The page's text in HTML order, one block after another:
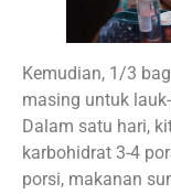
Kemudian, 1/3
masing untuk
Dalam satu hari,
karbohidrat 3-4
porsi, makanan